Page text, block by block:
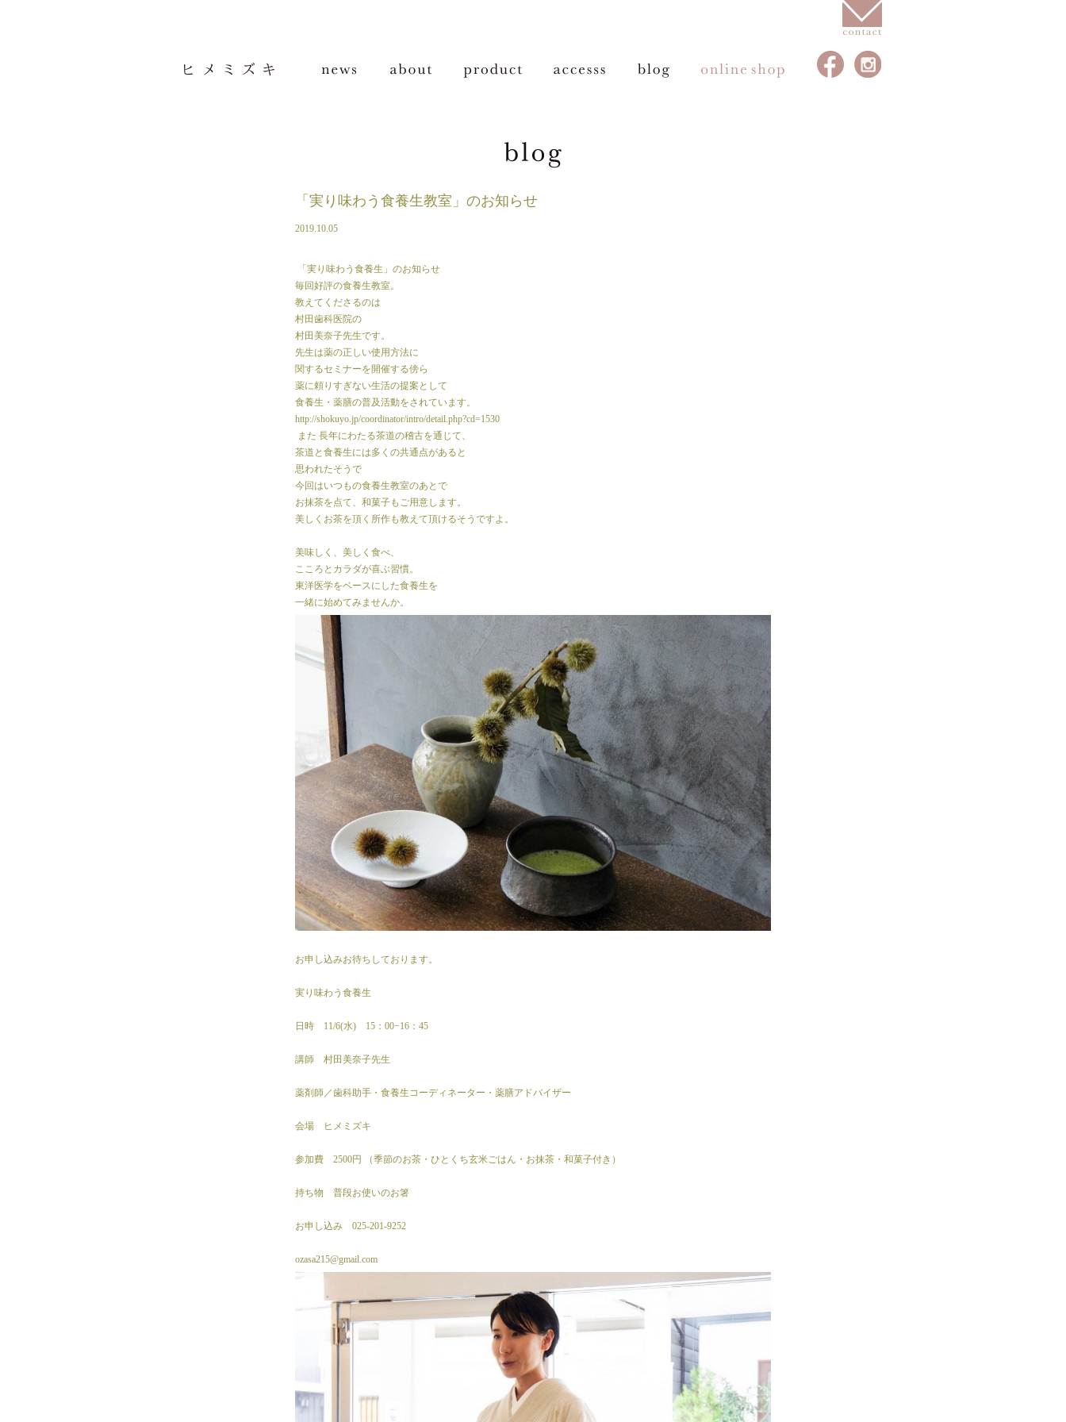
「実り味わう食養生教室」のお知らせ
2019.10.05
「実り味わう食養生」のお知らせ
毎回好評の食養生教室。
教えてくださるのは
村田歯科医院の
村田美奈子先生です。
先生は薬の正しい使用方法に
関するセミナーを開催する傍ら
薬に頼りすぎない生活の提案として
食養生・薬膳の普及活動をされています。
http://shokuyo.jp/coordinator/intro/detail.php?cd=1530
また 長年にわたる茶道の稽古を通じて、
茶道と食養生には多くの共通点があると
思われたそうで
今回はいつもの食養生教室のあとで
お抹茶を点て、和菓子もご用意します。
美しくお茶を頂く所作も教えて頂けるそうですよ。
美味しく、美しく食べ、
こころとカラダが喜ぶ習慣。
東洋医学をベースにした食養生を
一緒に始めてみませんか。
お申し込みお待ちしております。
実り味わう食養生
日時 11/6(水) 15：00−16：45
講師 村田美奈子先生
薬剤師／歯科助手・食養生コーディネーター・薬膳アドバイザー
会場 ヒメミズキ
参加費 2500円 （季節のお茶・ひとくち玄米ごはん・お抹茶・和菓子付き）
持ち物 普段お使いのお箸
お申し込み 025-201-9252
ozasa215@gmail.com